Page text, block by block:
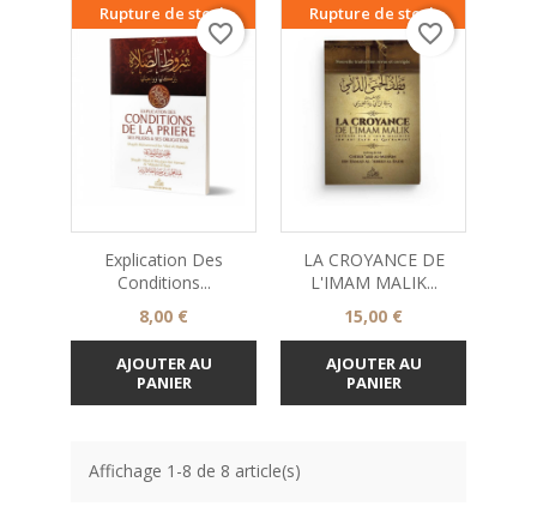
Rupture de stock
Explication Des
Conditions...
Prix
8,00 €
AJOUTER AU
PANIER
favorite_border
Rupture de stock
LA CROYANCE DE
L'IMAM MALIK...
Prix
15,00 €
AJOUTER AU
PANIER
favorite_border
Affichage 1-8 de 8 article(s)